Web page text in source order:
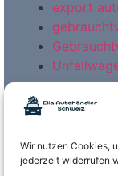
Wir nutzen Cookies,
jederzeit widerrufen
export